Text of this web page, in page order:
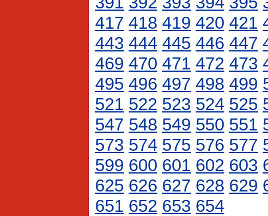
417 418 419 420 421
443 444 445 446 447
469 470 471 472 473
495 496 497 498 499
521 522 523 524 525
547 548 549 550 551
573 574 575 576 577
599 600 601 602 603
625 626 627 628 629
651 652 653 654